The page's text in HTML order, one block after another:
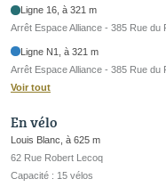
Ligne 16, à 321 m
Arrêt Espace Alliance - 385 Rue du
Ligne N1, à 321 m
Arrêt Espace Alliance - 385 Rue du
Voir tout
En vélo
Louis Blanc, à 625 m
62 Rue Robert Lecoq
Capacité : 15 vélos